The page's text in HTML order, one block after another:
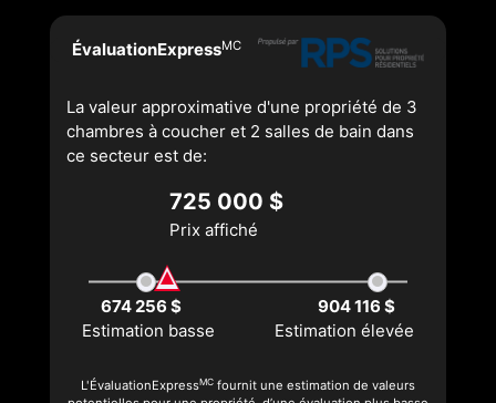
ÉvaluationExpressMC
La valeur approximative d'une propriété de 3
chambres à coucher et 2 salles de bain dans
ce secteur est de:
725 000 $
Prix affiché
674 256 $
904 116 $
Estimation basse
Estimation élevée
L'ÉvaluationExpressMC fournit une estimation de valeurs